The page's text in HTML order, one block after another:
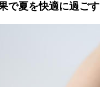
で夏を快適に過ごす